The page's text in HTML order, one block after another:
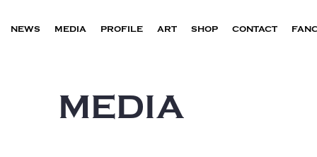
NEWS MEDIA PROFILE ART SHOP CONTACT
MEDIA